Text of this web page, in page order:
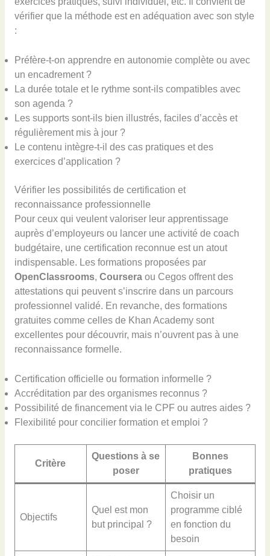
vérifier que la méthode est en adéquation avec son style
:
Préfère-t-on apprendre en autonomie complète ou avec
un encadrement ?
La durée totale et le rythme sont-ils compatibles avec
son agenda ?
Les supports sont-ils bien illustrés, faciles d’accès et
régulièrement mis à jour ?
Le contenu intègre-t-il des cas pratiques et des
exercices d’application ?
Vérifier les possibilités de certification et
reconnaissance professionnelle
Pour ceux qui veulent valoriser leur apprentissage
auprès d’employeurs ou lancer une activité de coach
budgétaire, une certification reconnue est un atout
indispensable. Les formations proposées par
OpenClassrooms, Courseraou Cegos offrent des
attestations qui peuvent s’inscrire dans un parcours
professionnel validé. En revanche, des formations
gratuites comme celles de Khan Academy sont
excellentes pour découvrir, mais n’ouvrent pas à une
reconnaissance formelle.
Certification officielle ou formation informelle ?
Accréditation par des organismes reconnus ?
Possibilité de financement via le CPF ou autres aides ?
Flexibilité pour concilier formation et emploi ?
Critère
Questions à se
poser
Bonnes
pratiques
Objectifs
Quel est mon
but principal ?
Choisir un
programme ciblé
en fonction du
besoin